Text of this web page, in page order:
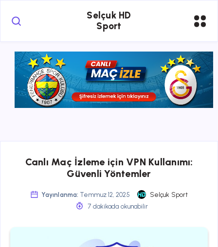
Selçuk HD
Sport
Canlı Maç İzleme için VPN Kullanımı:
Güvenli Yöntemler
Yayınlanma: Temmuz 12, 2025
Selçuk Sport
7 dakikada okunabilir